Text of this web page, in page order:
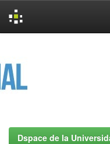
Dspace de la